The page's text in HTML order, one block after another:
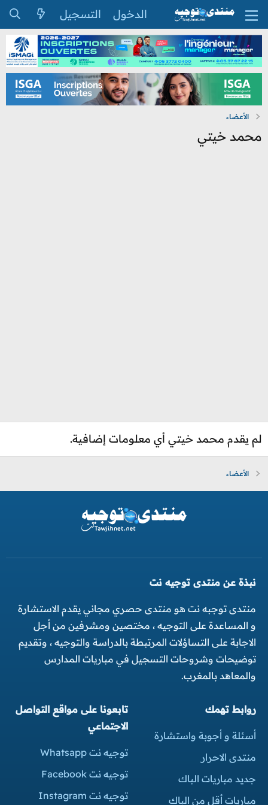
الدخول التسجيل
الأعضاء
محمد خيتي
لم يقدم محمد خيتي أي معلومات إضافية.
الأعضاء
نبذة عن منتدى توجيه نت
منتدى توجبه نت هو منتدى حصري مجاني يقدم الاستشارة
و المساعدة على التوجيه ، مختصين ومشرفين من أجل
الاجابة على التساؤلات المرتبطة بالدراسة والتوجيه ، وتقديم
توضيحات وشروحات التسجيل في مباريات المدارس
والمعاهد بالمغرب.
روابط تهمك
أسئلة و أجوبة واستشارة
منتدى الاحرار
جديد مباريات الباك
مباريات أقل من الباك
تابعونا على مواقع التواصل
الاجتماعي
توجيه نت Whatsapp
توجيه نت Facebook
توجيه نت Instagram